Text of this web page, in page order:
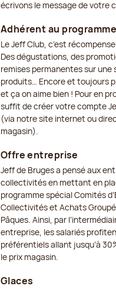
écrivons le message de votre
Adhérent au
Le Jeff Club, c’est
Des dégustations, des
remises permanentes sur une
produits… Encore et toujours
et ça on aime bien ! Pour en
suffit de créer votre compte
(via notre site internet ou
magasin).
Offre entreprise
Jeff de Bruges a pensé aux
collectivités en mettant en
programme spécial Comités
Collectivités et Achats
Pâques. Ainsi, par
entreprise, les salariés
préférentiels allant jusqu’à
le prix magasin.
Glaces